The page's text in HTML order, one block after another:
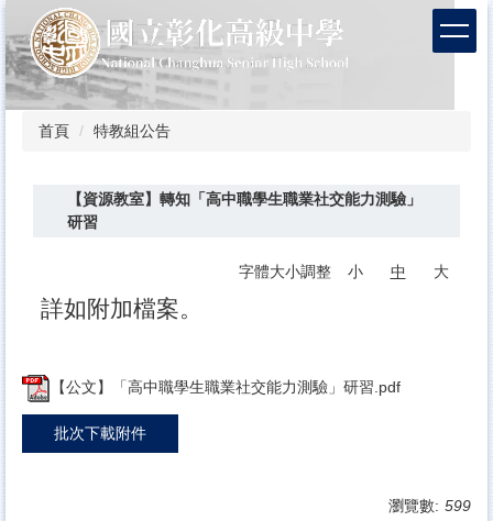
到
主
要
內
首頁 特教組公告
【資源教室】轉知「高中職學生職業社交能力測驗」
研習
字體大小調整 小 中 大
詳如附加檔案。
【公文】「高中職學生職業社交能力測驗」研習.pdf
批次下載附件
瀏覽數: 599